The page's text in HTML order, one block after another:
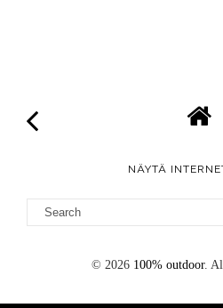
NÄYTÄ
© 2026 100% outdoor.